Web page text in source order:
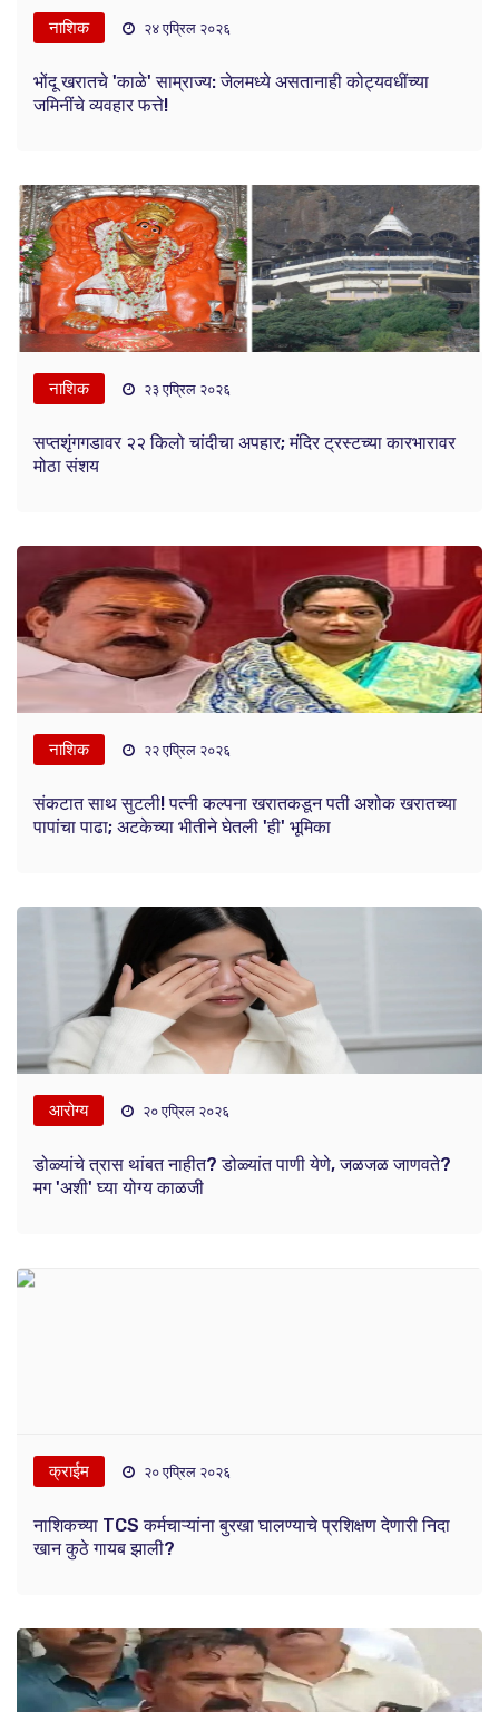
नाशिक २४ एप्रिल २०२६
भोंदू खरातचे 'काळे' साम्राज्य: जेलमध्ये असतानाही कोट्यवधींच्या
जमिनींचे व्यवहार फत्ते!
नाशिक २३ एप्रिल २०२६
सप्तशृंगगडावर २२ किलो चांदीचा अपहार; मंदिर ट्रस्टच्या कारभारावर
मोठा संशय
नाशिक २२ एप्रिल २०२६
संकटात साथ सुटली! पत्नी कल्पना खरातकडून पती अशोक खरातच्या
पापांचा पाढा; अटकेच्या भीतीने घेतली 'ही' भूमिका
आरोग्य २० एप्रिल २०२६
डोळ्यांचे त्रास थांबत नाहीत? डोळ्यांत पाणी येणे, जळजळ जाणवते?
मग 'अशी' घ्या योग्य काळजी
क्राईम २० एप्रिल २०२६
नाशिकच्या TCS कर्मचाऱ्यांना बुरखा घालण्याचे प्रशिक्षण देणारी निदा
खान कुठे गायब झाली?